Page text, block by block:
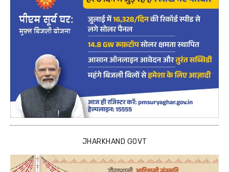
JHARKHAND GOVT